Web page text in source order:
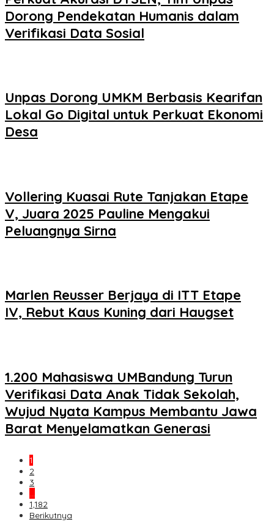
Dorong Pendekatan Humanis dalam
Verifikasi Data Sosial
Unpas Dorong UMKM Berbasis Kearifan
Lokal Go Digital untuk Perkuat Ekonomi
Desa
Vollering Kuasai Rute Tanjakan Etape
V, Juara 2025 Pauline Mengakui
Peluangnya Sirna
Marlen Reusser Berjaya di ITT Etape
IV, Rebut Kaus Kuning dari Haugset
1.200 Mahasiswa UMBandung Turun
Verifikasi Data Anak Tidak Sekolah,
Wujud Nyata Kampus Membantu Jawa
Barat Menyelamatkan Generasi
1
2
3
…
1,182
Berikutnya